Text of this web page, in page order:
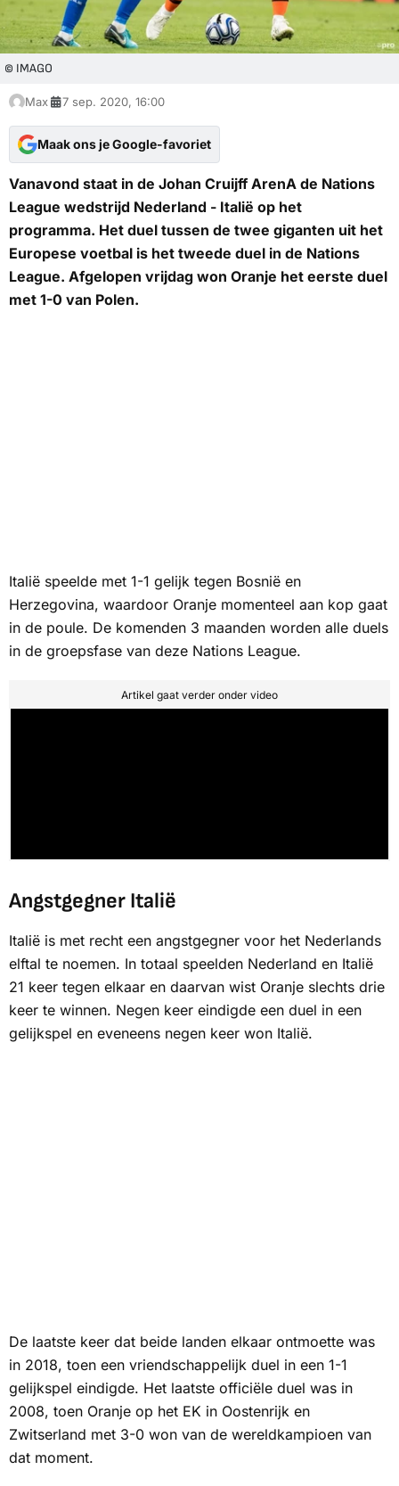
© IMAGO
Max 7 sep. 2020, 16:00
Maak ons je Google-favoriet
Vanavond staat in de Johan Cruijff ArenA de Nations
League wedstrijd Nederland - Italië op het
programma. Het duel tussen de twee giganten uit het
Europese voetbal is het tweede duel in de Nations
League. Afgelopen vrijdag won Oranje het eerste duel
met 1-0 van Polen.
Italië speelde met 1-1 gelijk tegen Bosnië en
Herzegovina, waardoor Oranje momenteel aan kop gaat
in de poule. De komenden 3 maanden worden alle duels
in de groepsfase van deze Nations League.
Artikel gaat verder onder video
Angstgegner Italië
Italië is met recht een angstgegner voor het Nederlands
elftal te noemen. In totaal speelden Nederland en Italië
21 keer tegen elkaar en daarvan wist Oranje slechts drie
keer te winnen. Negen keer eindigde een duel in een
gelijkspel en eveneens negen keer won Italië.
De laatste keer dat beide landen elkaar ontmoette was
in 2018, toen een vriendschappelijk duel in een 1-1
gelijkspel eindigde. Het laatste officiële duel was in
2008, toen Oranje op het EK in Oostenrijk en
Zwitserland met 3-0 won van de wereldkampioen van
dat moment.